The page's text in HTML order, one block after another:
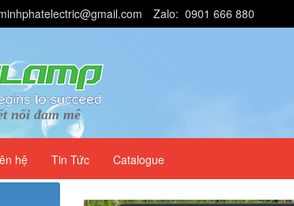
Zalo: 0901 666 880
nối đam mê
hệ Tin Tức Catalogue